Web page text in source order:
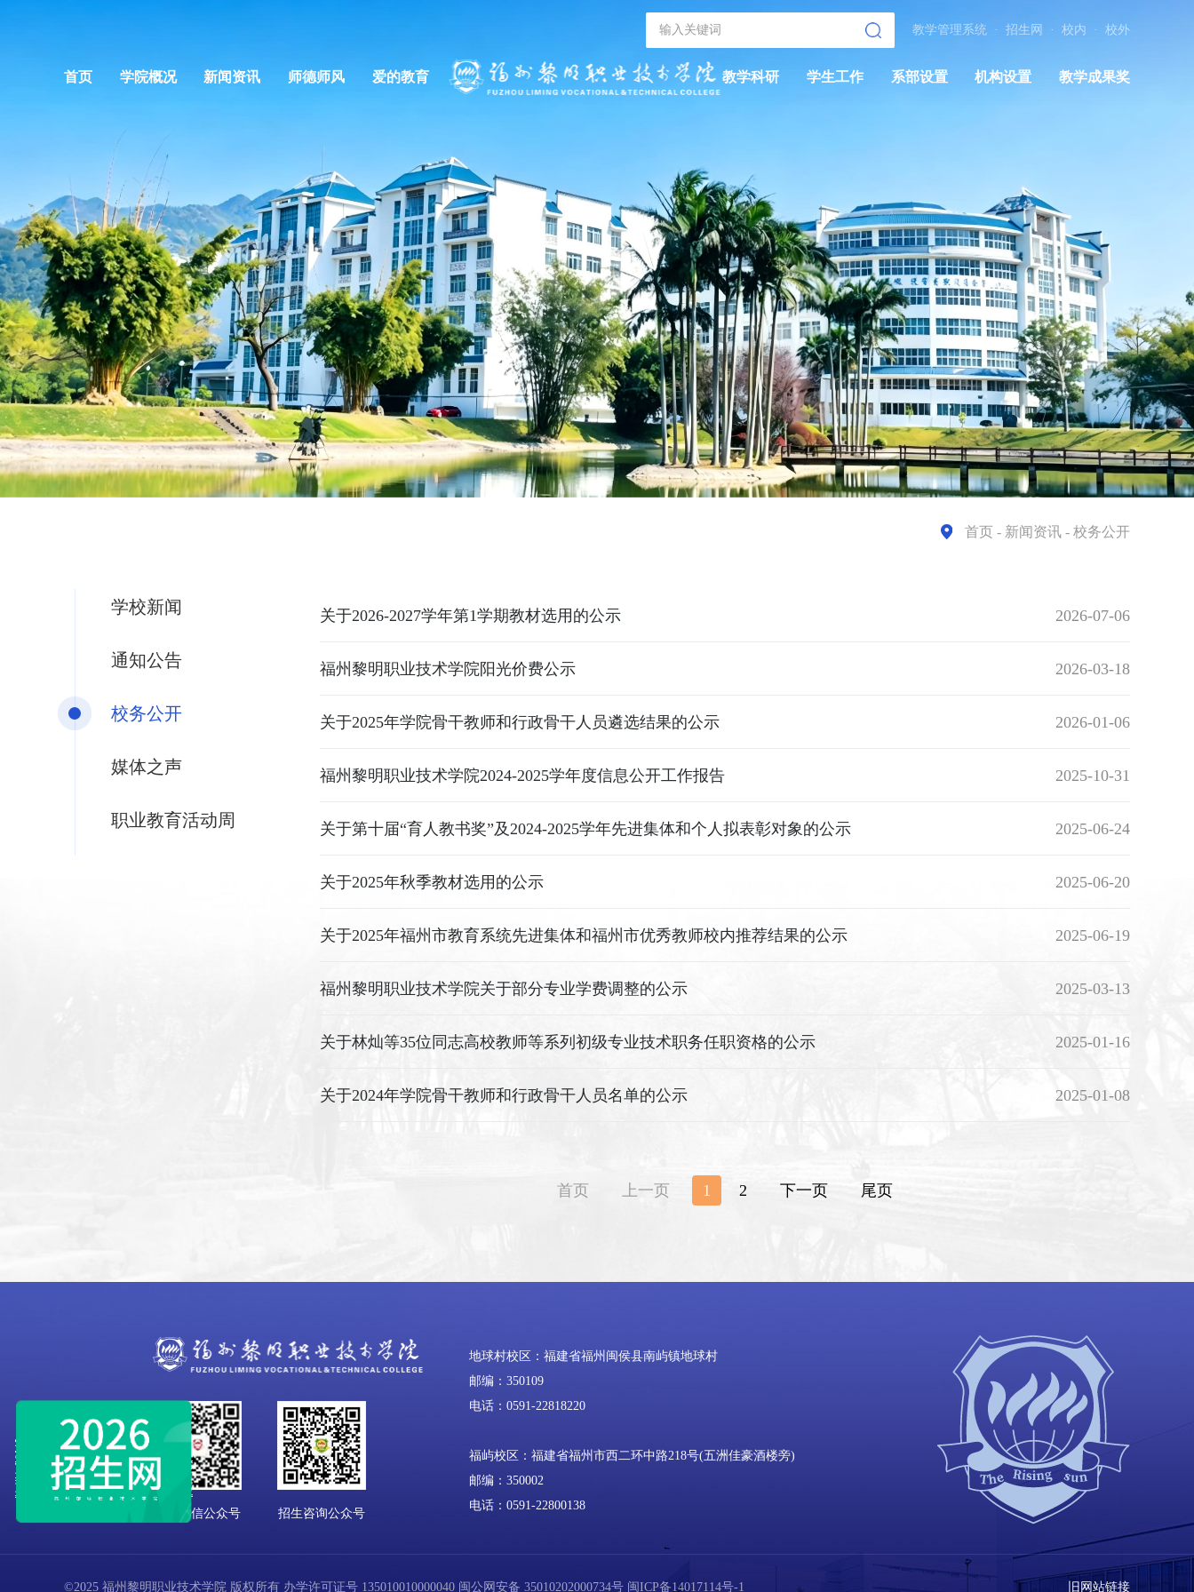
教学管理系统 · 招生网 · 校内 · 校外
首页 学院概况 新闻资讯 师德师风 爱的教育 教学科研 学生工作 系部设置 机构设置 教学成果奖
首页 - 新闻资讯 - 校务公开
学校新闻
通知公告
校务公开
媒体之声
职业教育活动周
关于2026-2027学年第1学期教材选用的公示 2026-07-06
福州黎明职业技术学院阳光价费公示 2026-03-18
关于2025年学院骨干教师和行政骨干人员遴选结果的公示 2026-01-06
福州黎明职业技术学院2024-2025学年度信息公开工作报告 2025-10-31
关于第十届“育人教书奖”及2024-2025学年先进集体和个人拟表彰对象的公示 2025-06-24
关于2025年秋季教材选用的公示 2025-06-20
关于2025年福州市教育系统先进集体和福州市优秀教师校内推荐结果的公示 2025-06-19
福州黎明职业技术学院关于部分专业学费调整的公示 2025-03-13
关于林灿等35位同志高校教师等系列初级专业技术职务任职资格的公示 2025-01-16
关于2024年学院骨干教师和行政骨干人员名单的公示 2025-01-08
首页 上一页 1 2 下一页 尾页
学校微信公众号 招生咨询公众号
地球村校区：福建省福州闽侯县南屿镇地球村
邮编：350109
电话：0591-22818220
福屿校区：福建省福州市西二环中路218号(五洲佳豪酒楼旁)
邮编：350002
电话：0591-22800138
©2025 福州黎明职业技术学院 版权所有 办学许可证号 135010010000040 闽公网安备 35010202000734号 闽ICP备14017114号-1 旧网站链接